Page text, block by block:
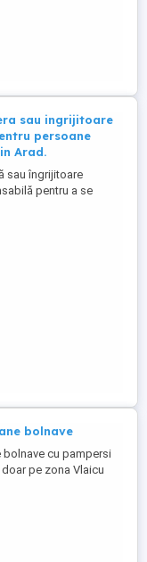
sau ingrijitoare
persoane
Arad.
sau îngrijitoare
pentru a se
într-un cămin
din Arad.
îngrijire și
rezidenților,
bolnave
cu pampersi
pe zona Vlaicu